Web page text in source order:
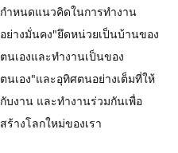
กำหนดแนวคิดในการทำงาน
อย่างมั่นคง"ยึดหน่วยเป็นบ้านของ
ตนเองและทำงานเป็นของ
ตนเอง"และอุทิศตนอย่างเต็มที่ให้
กับงาน และทำงานร่วมกันเพื่อ
สร้างโลกใหม่ของเรา